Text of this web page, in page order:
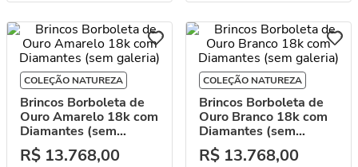
COLEÇÃO NATUREZA
Brincos Borboleta de
Ouro Amarelo 18k com
Diamantes (sem
galeria)
R$ 13.768,00
COLEÇÃO NATUREZA
Brincos Borboleta de
Ouro Branco 18k com
Diamantes (sem
galeria)
R$ 13.768,00